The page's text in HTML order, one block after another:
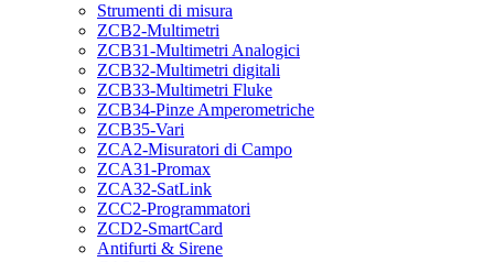
Strumenti di misura
ZCB2-Multimetri
ZCB31-Multimetri Analogici
ZCB32-Multimetri digitali
ZCB33-Multimetri Fluke
ZCB34-Pinze Amperometriche
ZCB35-Vari
ZCA2-Misuratori di Campo
ZCA31-Promax
ZCA32-SatLink
ZCC2-Programmatori
ZCD2-SmartCard
Antifurti & Sirene